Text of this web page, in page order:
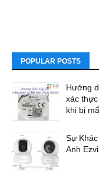
POPULAR POSTS
Hướng
xác
khi bị
Sự
Anh